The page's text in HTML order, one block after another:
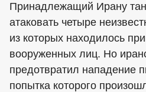
Принадлежащий Ирану
атаковать четыре
из которых находилось
вооруженных лиц. Но
предотвратил нападение
попытка которого